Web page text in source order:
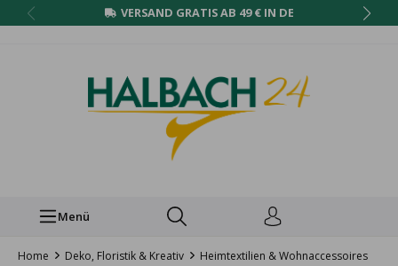
VERSAND GRATIS AB 49 € IN DE
Menü
Home Deko, Floristik & Kreativ
Heimtextilien & Wohnaccessoires